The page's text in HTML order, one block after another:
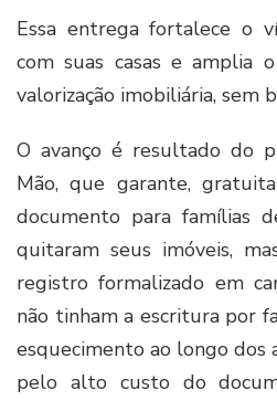
Essa entrega fortalece o
com suas casas e amplia
valorização imobiliária, sem
O avanço é resultado do
Mão, que garante,
documento para famílias
quitaram seus imóveis,
registro formalizado em
não tinham a escritura por
esquecimento ao longo dos
pelo alto custo do